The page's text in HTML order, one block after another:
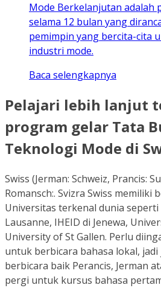
Mode Berkelanjutan adalah
selama 12 bulan yang
pemimpin yang bercita-cita
industri mode.
Baca selengkapnya
Pelajari lebih lanjut
program gelar Tata
Teknologi Mode di
Swiss (Jerman: Schweiz, Prancis:
Romansch:. Svizra Swiss memiliki
Universitas terkenal dunia seperti
Lausanne, IHEID di Jenewa,
University of St Gallen. Perlu
untuk berbicara bahasa lokal, jadi
berbicara baik Perancis, Jerman
pergi untuk kursus bahasa